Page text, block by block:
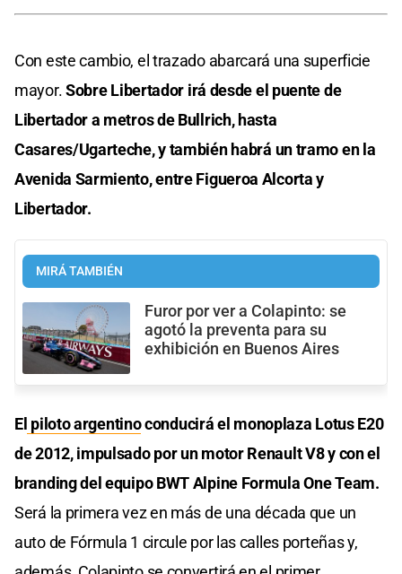
Con este cambio, el trazado abarcará una superficie
mayor.Sobre Libertador irá desde el puente de
Libertador a metros de Bullrich, hasta
Casares/Ugarteche, y también habrá un tramo en la
Avenida Sarmiento, entre Figueroa Alcorta y
Libertador.
MIRÁ TAMBIÉN
Furor por ver a Colapinto: se
agotó la preventa para su
exhibición en Buenos Aires
El piloto argentinoconducirá el monoplaza Lotus E20
de 2012, impulsado por un motor Renault V8 y con el
branding del equipo BWT Alpine Formula One Team.
Será la primera vez en más de una década que un
auto de Fórmula 1 circule por las calles porteñas y,